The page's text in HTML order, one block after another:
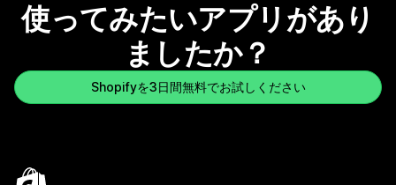
使ってみたいアプリがあり
ましたか？
Shopifyを3日間無料でお試しください